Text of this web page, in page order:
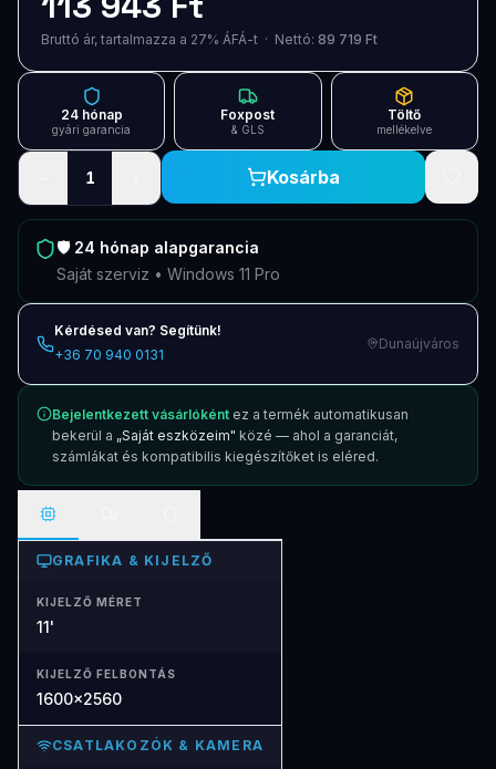
Bruttó ár, tartalmazza a 27% ÁFÁ-t · Nettó: 89 719 Ft
24 hónap
gyári garancia
Foxpost
& GLS
Töltő
mellékelve
1 Kosárba
🛡️ 24 hónap alapgarancia
Saját szerviz • Windows 11 Pro
Kérdésed van? Segítünk!
+36 70 940 0131
Dunaújváros
Bejelentkezett vásárlóként ez a termék automatikusan
bekerül a „Saját eszközeim" közé — ahol a garanciát,
számlákat és kompatibilis kiegészítőket is eléred.
GRAFIKA & KIJELZŐ
KIJELZŐ MÉRET
11'
KIJELZŐ FELBONTÁS
1600x2560
CSATLAKOZÓK & KAMERA